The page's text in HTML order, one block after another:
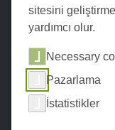
sitesini
yardımcı olur.
Necessary
Pazarlama
İstatistikler